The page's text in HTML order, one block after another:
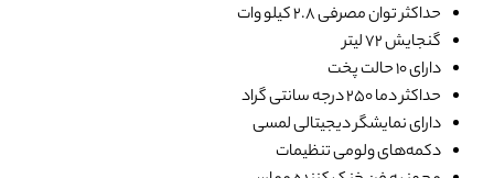
حداکثر توان مصرفی 2.8 کیلو وات
گنجایش 72 لیتر
دارای 10 حالت پخت
حداکثر دما 250 درجه سانتی گراد
دارای نمایشگر دیجیتالی لمسی
دکمه‌های ولومی تنظیمات